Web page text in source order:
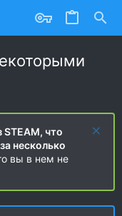
что
несколько
вы в нем не